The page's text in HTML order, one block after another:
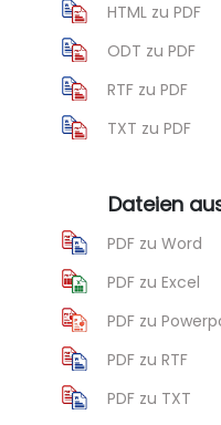
HTML zu PDF
ODT zu PDF
RTF zu PDF
TXT zu PDF
Dateien
PDF zu Word
PDF zu Excel
PDF zu
PDF zu RTF
PDF zu TXT